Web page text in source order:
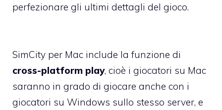
perfezionare gli ultimi dettagli del gioco.
SimCity per Mac include la funzione di
cross-platform play, cioè i giocatori su Mac
saranno in grado di giocare anche con i
giocatori su Windows sullo stesso server, e